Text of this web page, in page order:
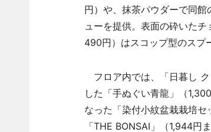
円）や、抹茶パウダーで同
ューを提供。表面の砕いた
490円）はスコップ型のスプ
フロア内では、「日暮し
した「手ぬぐい青龍」（
なった「染付小紋盆栽栽培
「THE BONSAI」（1,944円